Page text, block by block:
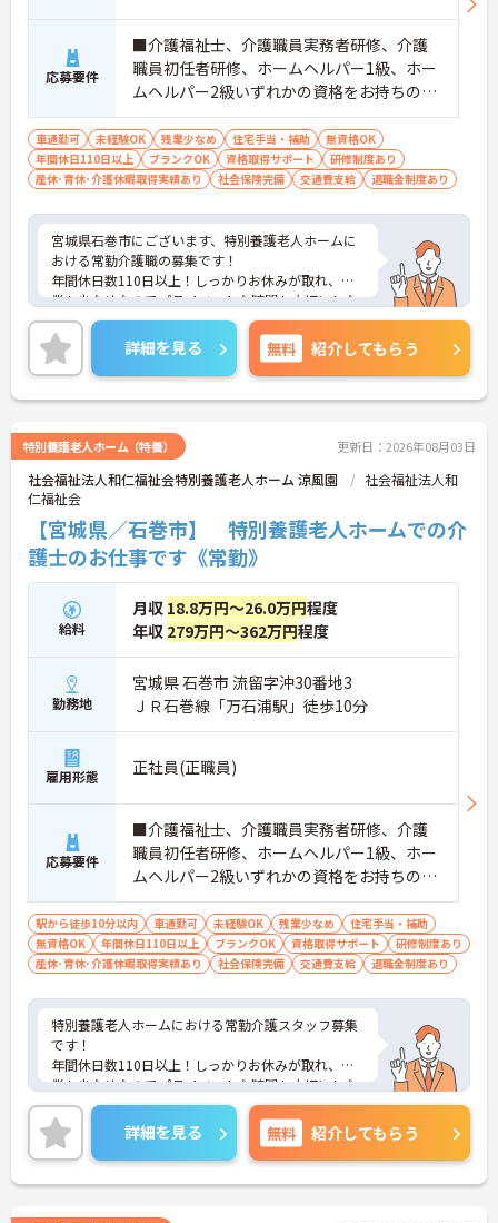
応募要件
■介護福祉士、介護職員実務者研修、介護
職員初任者研修、ホームヘルパー1級、ホー
ムヘルパー2級いずれかの資格をお持ちの方
※経験があれば尚可 ■普通自動車運転免許
（AT限定可）
車通勤可 未経験OK 残業少なめ 住宅手当・補助
無資格OK
年間休日110日以上
ブランクOK 資格取得サポート
研修制度あり
産休･育休･介護休暇取得実績あり
社会保険完備 交通費支給 退職金制度あり
宮城県石巻市にございます、特別養護老人ホームに
おける常勤介護職の募集です！
年間休日数110日以上！しっかりお休みが取れ、残
業も少なめなのでプライベートな時間も大切にしな
がら働くことができます。
また、住宅手当を含め、各種手当、資格取得支援な
ど充実しております。
マイカー通勤OKなので、通勤も楽々です♪
ご興味ある方には、面接のポイントなど、さらに詳
詳細を見る 無料 紹介してもらう
特別養護老人ホーム（特養） 更新日：2026年08月03日
社会福祉法人和仁福祉会特別養護老人ホーム 涼風園
社会福祉法人和
仁福祉会
【宮城県／石巻市】 特別養護老人ホームでの介
護士のお仕事です《常勤》
給料
月収 18.8万円～26.0万円程度
年収 279万円～362万円程度
勤務地
宮城県 石巻市 流留字沖30番地3
ＪＲ石巻線「万石浦駅」徒歩10分
雇用形態 正社員(正職員)
応募要件
■介護福祉士、介護職員実務者研修、介護
職員初任者研修、ホームヘルパー1級、ホー
ムヘルパー2級いずれかの資格をお持ちの方
※経験があれば尚可 ■普通自動車運転免許
（AT限定可）
駅から徒歩10分以内 車通勤可 未経験OK 残業少なめ
住宅手当・補助
無資格OK
年間休日110日以上 ブランクOK 資格取得サポート
研修制度あり
産休･育休･介護休暇取得実績あり
社会保険完備 交通費支給 退職金制度あり
特別養護老人ホームにおける常勤介護スタッフ募集
です！
年間休日数110日以上！しっかりお休みが取れ、残
業も少なめなのでプライベートな時間も大切にしな
がら働けます！
ご興味ある方には、面接のポイントなど、さらに詳
細をお話致しますのでお気軽にご相談ください。
詳細を見る 無料 紹介してもらう